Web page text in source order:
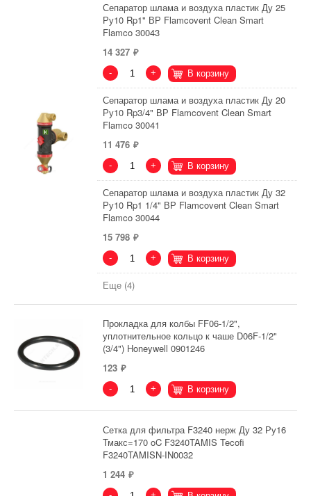
Сепаратор шлама и воздуха пластик Ду 25
Ру10 Rp1" ВР Flamcovent Clean Smart
Flamco 30043
14 327
- + В корзину
Сепаратор шлама и воздуха пластик Ду 20
Ру10 Rp3/4" ВР Flamcovent Clean Smart
Flamco 30041
11 476
- + В корзину
Сепаратор шлама и воздуха пластик Ду 32
Ру10 Rp1 1/4" ВР Flamcovent Clean Smart
Flamco 30044
15 798
- + В корзину
Еще (4)
Прокладка для колбы FF06-1/2",
уплотнительное кольцо к чаше D06F-1/2"
(3/4") Honeywell 0901246
123
- + В корзину
Сетка для фильтра F3240 нерж Ду 32 Ру16
Тмакс=170 oC F3240TAMIS Tecofi
F3240TAMISN-IN0032
1 244